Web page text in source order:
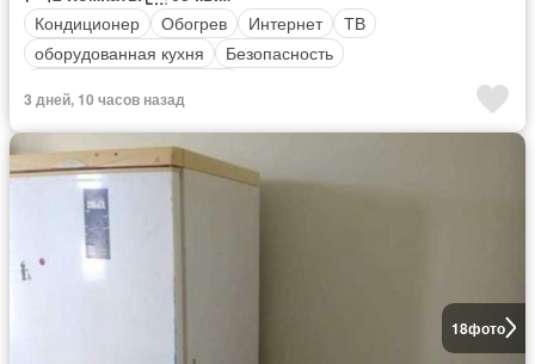
Кондиционер
Обогрев Интернет
ТВ
оборудованная кухня
Безопасность
3 дней, 10 часов назад
18фото